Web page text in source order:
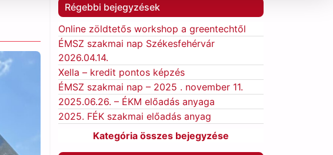
Régebbi bejegyzések
Online zöldtetős workshop a greentechtől
ÉMSZ szakmai nap Székesfehérvár
2026.04.14.
Xella – kredit pontos képzés
ÉMSZ szakmai nap – 2025 . november 11.
2025.06.26. – ÉKM előadás anyaga
2025. FÉK szakmai előadás anyag
Kategória összes bejegyzése